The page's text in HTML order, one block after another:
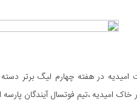
امیدیه در هفته چهارم لیگ برتر
خاک امیدیه ،تیم فوتسال آیندگان